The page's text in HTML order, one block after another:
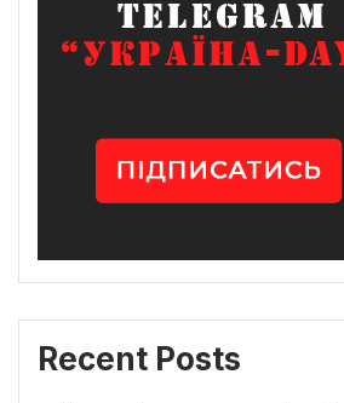
Recent Posts